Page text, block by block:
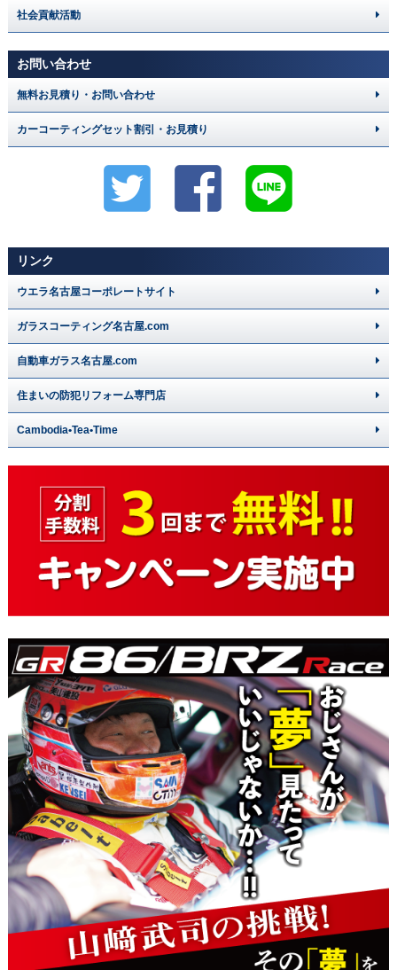
社会貢献活動
お問い合わせ
無料お見積り・お問い合わせ
カーコーティングセット割引・お見積り
リンク
ウエラ名古屋コーポレートサイト
ガラスコーティング名古屋.com
自動車ガラス名古屋.com
住まいの防犯リフォーム専門店
Cambodia•Tea•Time